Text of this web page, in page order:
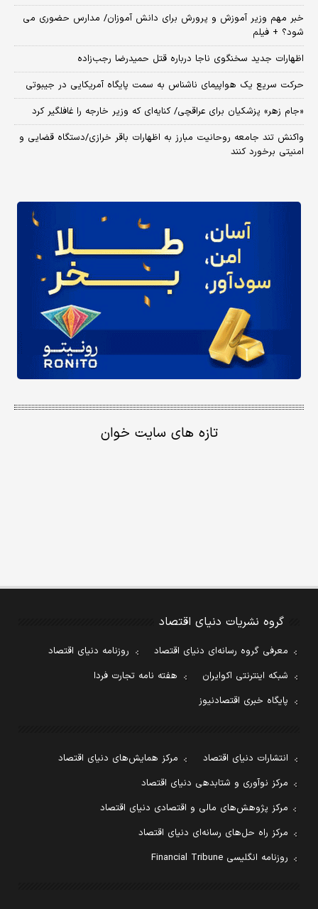
خبر مهم وزیر آموزش و پرورش برای دانش آموزان/ مدارس حضوری می
شود؟ + فیلم
اظهارات جدید سخنگوی ناجا درباره قتل حمیدرضا رجب‌زاده
حرکت سریع یک هواپیمای ناشناس به سمت پایگاه آمریکایی در جیبوتی
«جام زهر» پزشکیان برای عراقچی/ کنایه‌ای که وزیر خارجه را غافلگیر کرد
واکنش تند جامعه روحانیت مبارز به اظهارات باقر خرازی/دستگاه قضایی و
امنیتی برخورد کنند
تازه های سایت خوان
گروه نشریات دنیای اقتصاد
معرفی گروه رسانه‌ای دنیای اقتصاد
روزنامه دنیای اقتصاد
شبکه اینترنتی اکوایران
هفته نامه تجارت فردا
پایگاه خبری اقتصادنیوز
انتشارات دنیای اقتصاد
مرکز همایش‌های دنیای اقتصاد
مرکز نوآوری و شتابدهی دنیای اقتصاد
مرکز پژوهش‌های مالی و اقتصادی دنیای اقتصاد
مرکز راه حل‌های رسانه‌ای دنیای اقتصاد
روزنامه انگلیسی Financial Tribune